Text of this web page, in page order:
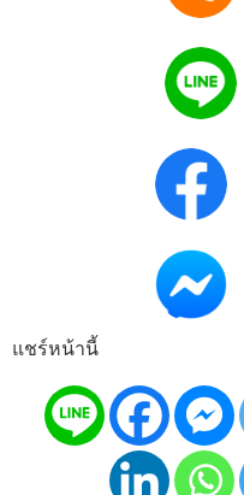
แชร์หน้านี้